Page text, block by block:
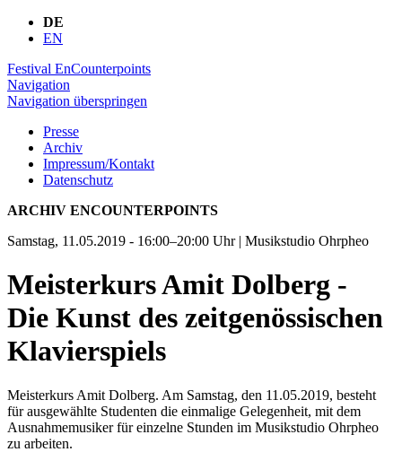
DE
EN
Festival EnCounterpoints
Navigation
Navigation überspringen
Presse
Archiv
Impressum/Kontakt
Datenschutz
ARCHIV ENCOUNTERPOINTS
Samstag, 11.05.2019 - 16:00–20:00 Uhr| Musikstudio Ohrpheo
Meisterkurs Amit Dolberg -
Die Kunst des zeitgenössischen
Klavierspiels
Meisterkurs Amit Dolberg. Am Samstag, den 11.05.2019, besteht
für ausgewählte Studenten die einmalige Gelegenheit, mit dem
Ausnahmemusiker für einzelne Stunden im Musikstudio Ohrpheo
zu arbeiten.